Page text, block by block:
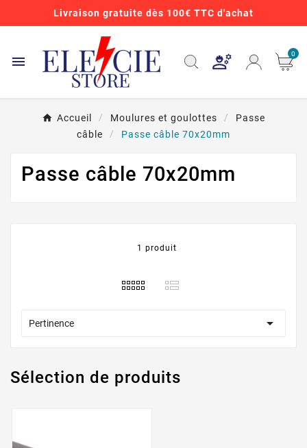
Livraison gratuite dès 100€ TTC d'achat
 0
Accueil Moulures et goulottes
Passe
câble
Passe câble 70x20mm
Passe câble 70x20mm
1 produit
Pertinence 
Sélection de produits